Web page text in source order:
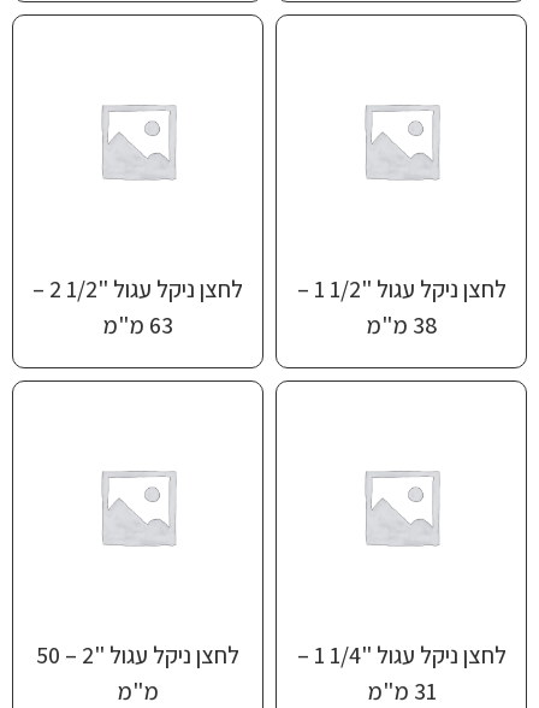
לחצן ניקל עגול "1/2 1 –
38 מ"מ
לחצן ניקל עגול "1/2 2 –
63 מ"מ
לחצן ניקל עגול "1/4 1 –
31 מ"מ
לחצן ניקל עגול "2 – 50
מ"מ